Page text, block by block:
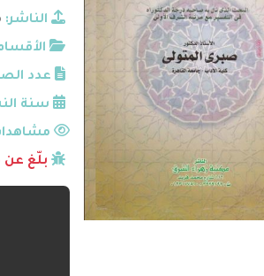
الناشر:
عدد
سنة
بلّغ عن